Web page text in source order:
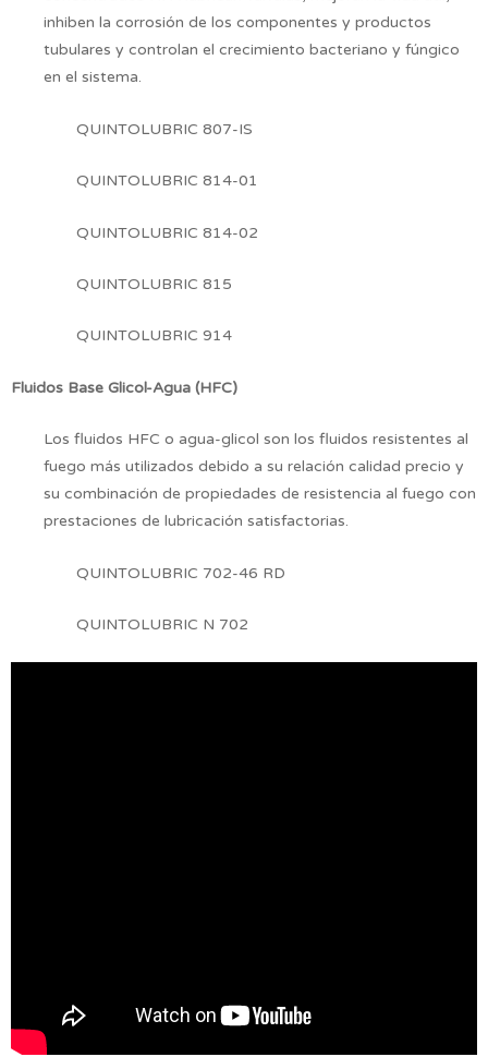
inhiben la corrosión de los componentes y productos
tubulares y controlan el crecimiento bacteriano y fúngico
en el sistema.
QUINTOLUBRIC 807-IS
QUINTOLUBRIC 814-01
QUINTOLUBRIC 814-02
QUINTOLUBRIC 815
QUINTOLUBRIC 914
Fluidos Base Glicol-Agua (HFC)
Los fluidos HFC o agua-glicol son los fluidos resistentes al
fuego más utilizados debido a su relación calidad precio y
su combinación de propiedades de resistencia al fuego con
prestaciones de lubricación satisfactorias.
QUINTOLUBRIC 702-46 RD
QUINTOLUBRIC N 702